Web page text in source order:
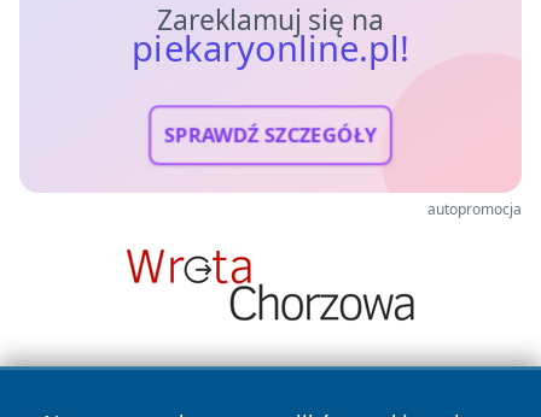
Zareklamuj się na
piekaryonline.pl!
SPRAWDŹ SZCZEGÓŁY
autopromocja